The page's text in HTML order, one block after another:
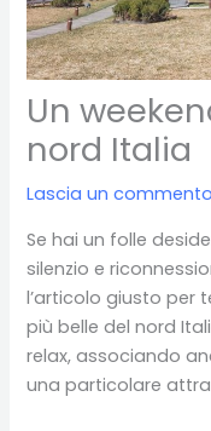
Un
nord Italia
Lascia un commento
Se hai un folle
silenzio e
l’articolo giusto per
più belle del nord
relax, associando
una particolare